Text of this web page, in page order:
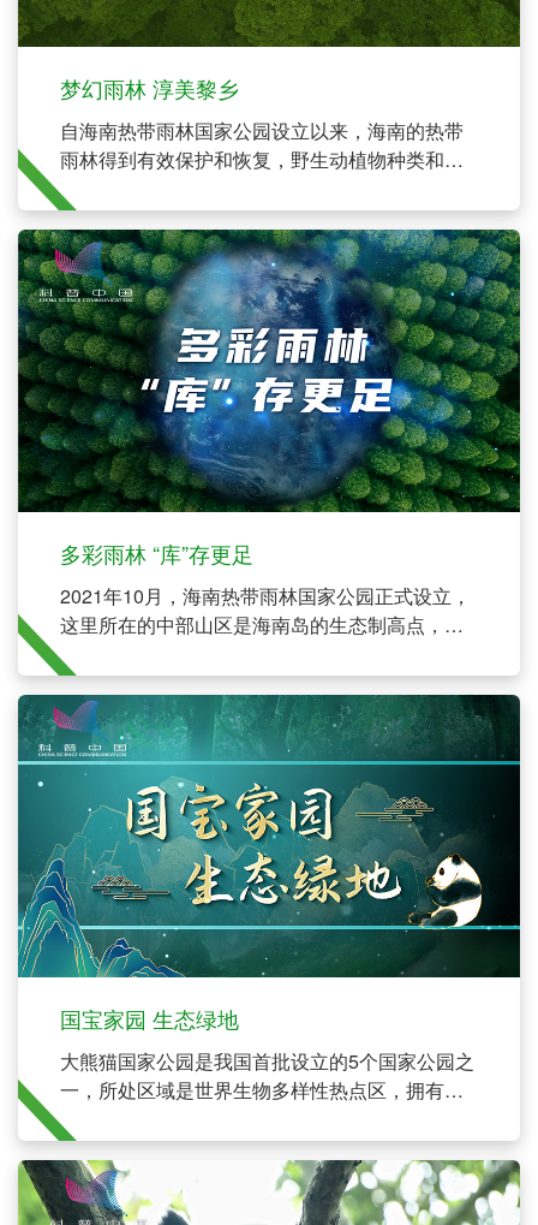
梦幻雨林 淳美黎乡
自海南热带雨林国家公园设立以来，海南的热带
雨林得到有效保护和恢复，野生动植物种类和数
量明显增加，许多昔日销声匿迹的野生动物重返
家园，“人人为雨林、人人爱雨林”的国家公园文化
已渐渐深入人心。
多彩雨林 “库”存更足
2021年10月，海南热带雨林国家公园正式设立，
这里所在的中部山区是海南岛的生态制高点，涵
盖了岛上95%以上的原始林和55%以上的天然
林，被誉为“海岛绿心”。
国宝家园 生态绿地
大熊猫国家公园是我国首批设立的5个国家公园之
一，所处区域是世界生物多样性热点区，拥有丰
富的植物物种和发育良好的植被。是中国野生大
熊猫繁衍生息的自然家园，同时还分布有雪豹、
川金丝猴、羚牛、金钱豹、红豆杉、珙桐等国家
重点保护野生动植物。